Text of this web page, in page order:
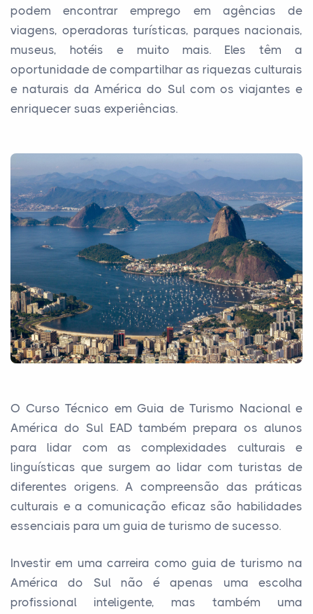
podem encontrar emprego em agências de
viagens, operadoras turísticas, parques nacionais,
museus, hotéis e muito mais. Eles têm a
oportunidade de compartilhar as riquezas culturais
e naturais da América do Sul com os viajantes e
enriquecer suas experiências.
O Curso Técnico em Guia de Turismo Nacional e
América do Sul EAD também prepara os alunos
para lidar com as complexidades culturais e
linguísticas que surgem ao lidar com turistas de
diferentes origens. A compreensão das práticas
culturais e a comunicação eficaz são habilidades
essenciais para um guia de turismo de sucesso.
Investir em uma carreira como guia de turismo na
América do Sul não é apenas uma escolha
profissional inteligente, mas também uma